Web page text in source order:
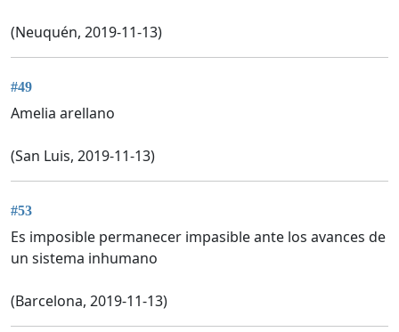
(Neuquén, 2019-11-13)
#49
Amelia arellano
(San Luis, 2019-11-13)
#53
Es imposible permanecer impasible ante los avances de
un sistema inhumano
(Barcelona, 2019-11-13)